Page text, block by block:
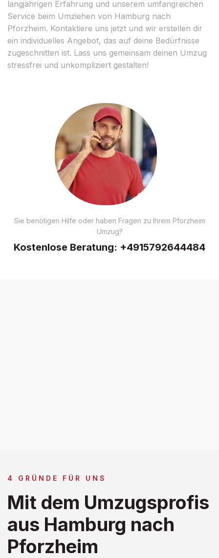
langjährigen Erfahrung und unserem umfangreichen
Service beim Umziehen von Hamburg nach
Pforzheim. Kontaktiere uns jetzt und wir erstellen dir
ein individuelles Angebot, das auf deine Bedürfnisse
zugeschnitten ist. Lass uns gemeinsam deinen Umzug
stressfrei und unkompliziert gestalten!
Sie benötigen Hilfe oder haben Fragen zu Ihrem Pforzheim
Umzug?
Kostenlose Beratung: +4915792644484
4 GRÜNDE FÜR UNS
Mit dem Umzugsprofis
aus Hamburg nach
Pforzheim